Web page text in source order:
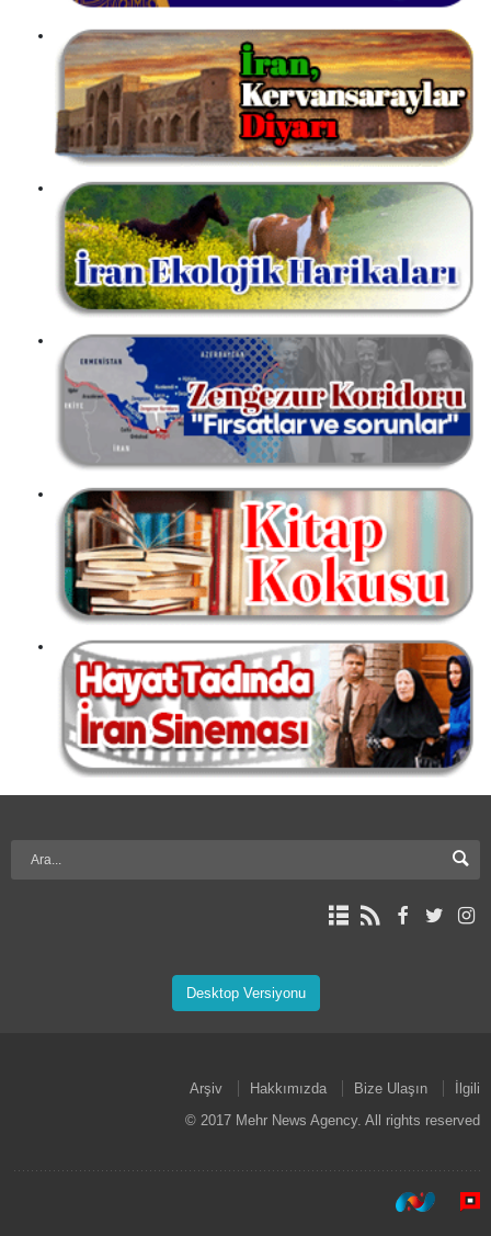
Desktop Versiyonu
Arşiv Hakkımızda Bize Ulaşın
İlgili
© 2017 Mehr News Agency. All rights reserved